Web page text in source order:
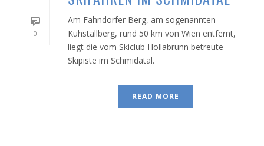
0
Am Fahndorfer Berg, am sogenannten
Kuhstallberg, rund 50 km von Wien entfernt,
liegt die vom Skiclub Hollabrunn betreute
Skipiste im Schmidatal.
READ MORE